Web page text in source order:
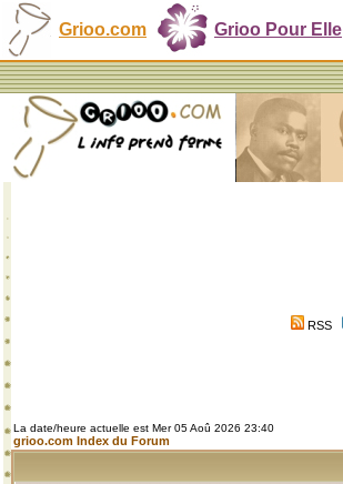
Grioo.com Grioo Pour Elle
RSS
La date/heure actuelle est Mer 05 Aoû 2026 23:40
grioo.com Index du Forum